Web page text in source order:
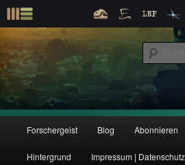
m
p
r
i
ä
Forschergeist
Der Interview-Podcast zu Bildung und
Z
u
Z
u
Forschergeist Blog Abonnieren
Hintergrund Impressum | Datenschutz